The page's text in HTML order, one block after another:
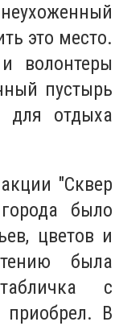
это место.
волонтеры
пустырь
отдыха
"Сквер
было
цветов и
была
с
приобрел. В